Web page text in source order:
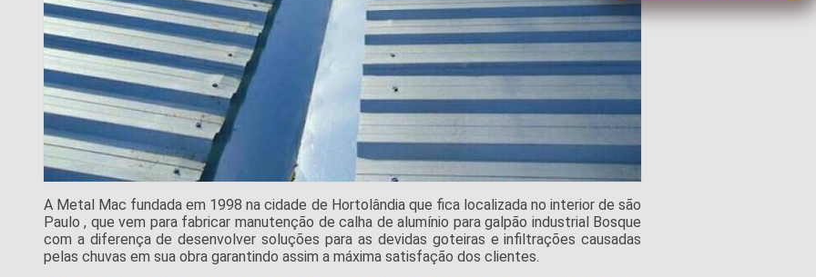
A Metal Mac fundada em 1998 na cidade de Hortolândia que fica localizada no interior de são
Paulo , que vem para fabricar manutenção de calha de alumínio para galpão industrial Bosque
com a diferença de desenvolver soluções para as devidas goteiras e infiltrações causadas
pelas chuvas em sua obra garantindo assim a máxima satisfação dos clientes.